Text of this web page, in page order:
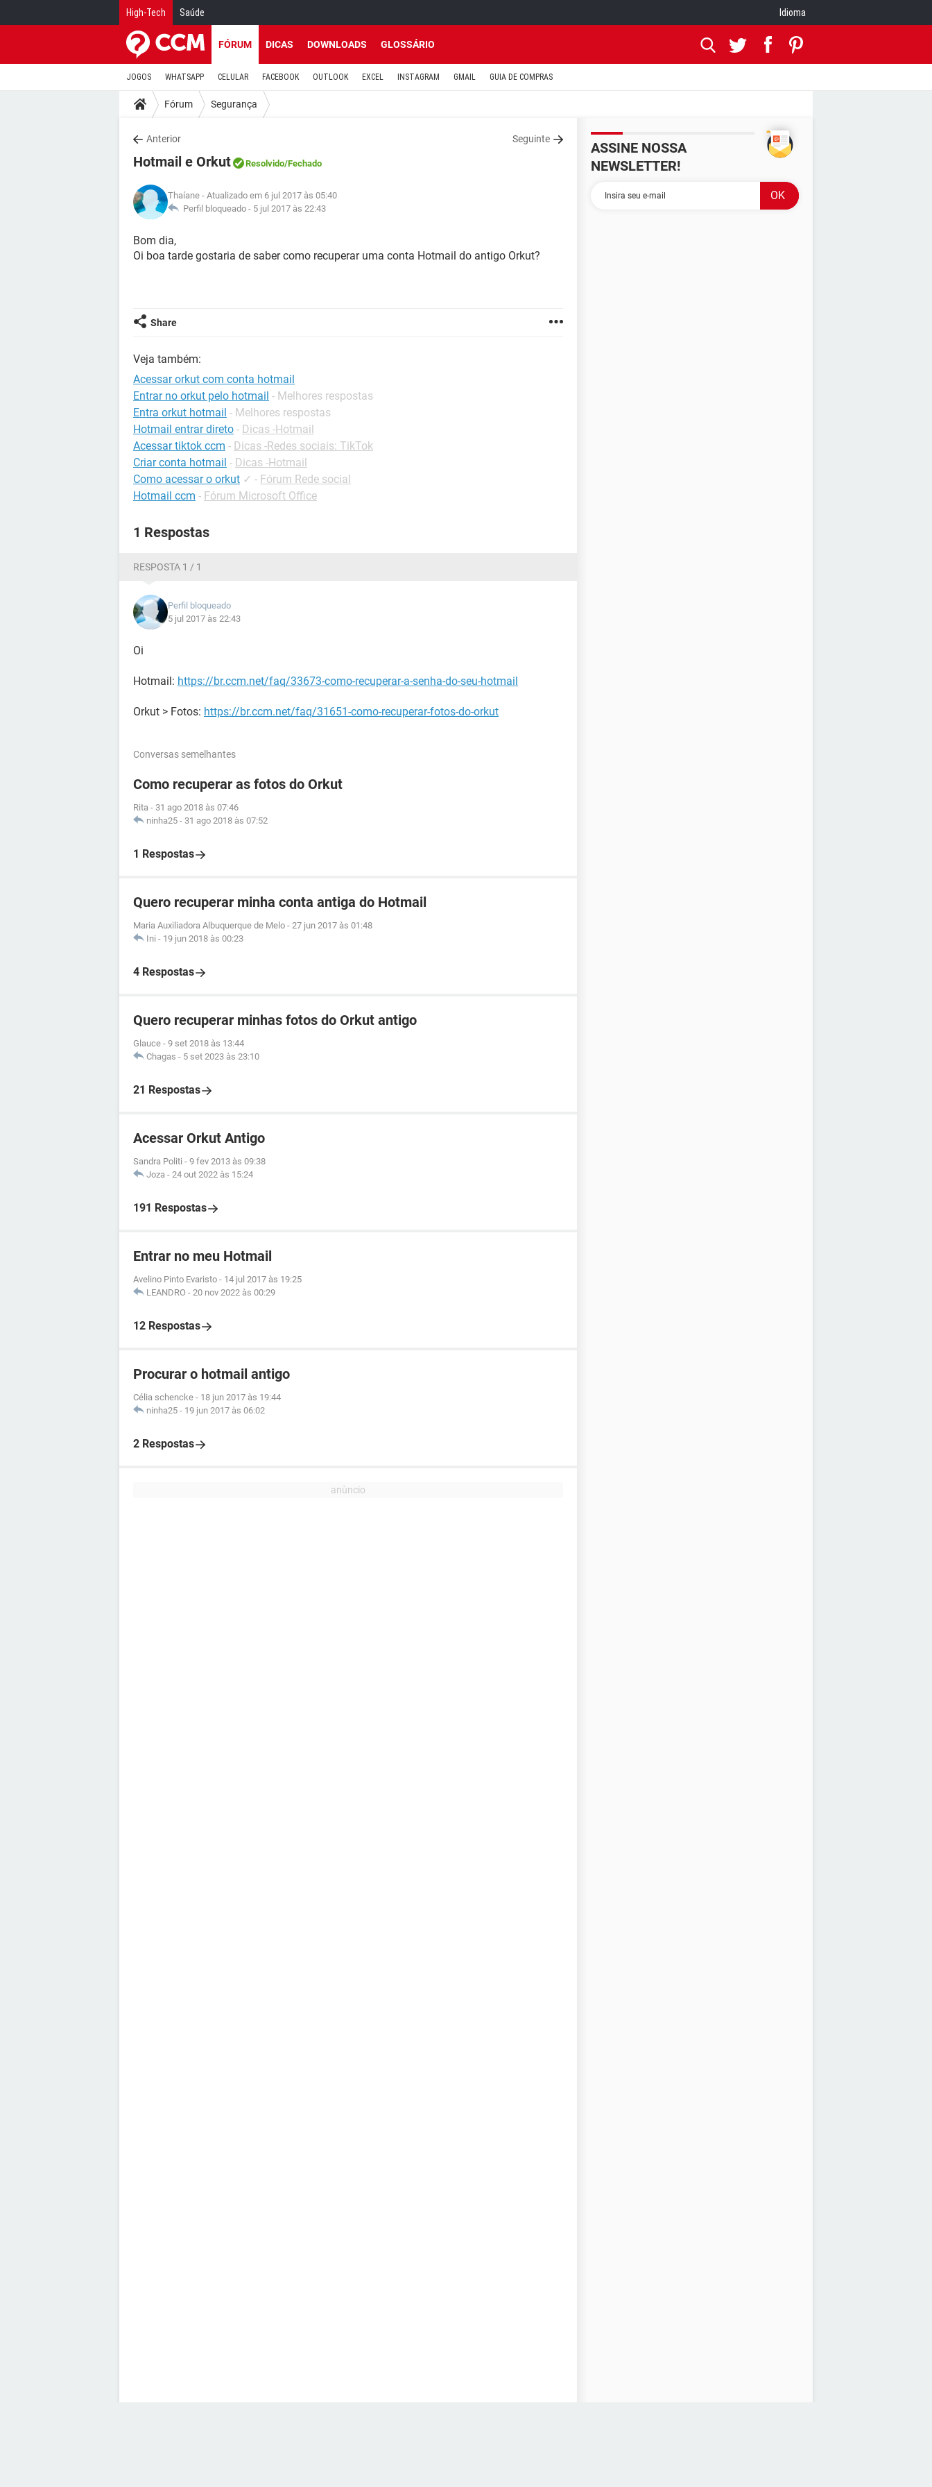
High-Tech Saúde Idioma
FÓRUM DICAS DOWNLOADS GLOSSÁRIO
JOGOS WHATSAPP CELULAR FACEBOOK OUTLOOK EXCEL INSTAGRAM GMAIL GUIA DE COMPRAS
Fórum Segurança
Anterior Seguinte
Hotmail e Orkut Resolvido/Fechado
Thaíane - Atualizado em 6 jul 2017 às 05:40
Perfil bloqueado - 5 jul 2017 às 22:43
Bom dia,
Oi boa tarde gostaria de saber como recuperar uma conta Hotmail do antigo Orkut?
Share
Veja também:
Acessar orkut com conta hotmail
Entrar no orkut pelo hotmail - Melhores respostas
Entra orkut hotmail - Melhores respostas
Hotmail entrar direto - Dicas -Hotmail
Acessar tiktok ccm - Dicas -Redes sociais: TikTok
Criar conta hotmail - Dicas -Hotmail
Como acessar o orkut ✓ - Fórum Rede social
Hotmail ccm - Fórum Microsoft Office
1 Respostas
RESPOSTA 1 / 1
Perfil bloqueado
5 jul 2017 às 22:43
Oi
Hotmail: https://br.ccm.net/faq/33673-como-recuperar-a-senha-do-seu-hotmail
Orkut > Fotos: https://br.ccm.net/faq/31651-como-recuperar-fotos-do-orkut
Conversas semelhantes
Como recuperar as fotos do Orkut
Rita - 31 ago 2018 às 07:46
ninha25 - 31 ago 2018 às 07:52
1 Respostas
Quero recuperar minha conta antiga do Hotmail
Maria Auxiliadora Albuquerque de Melo - 27 jun 2017 às 01:48
Ini - 19 jun 2018 às 00:23
4 Respostas
Quero recuperar minhas fotos do Orkut antigo
Glauce - 9 set 2018 às 13:44
Chagas - 5 set 2023 às 23:10
21 Respostas
Acessar Orkut Antigo
Sandra Politi - 9 fev 2013 às 09:38
Joza - 24 out 2022 às 15:24
191 Respostas
Entrar no meu Hotmail
Avelino Pinto Evaristo - 14 jul 2017 às 19:25
LEANDRO - 20 nov 2022 às 00:29
12 Respostas
Procurar o hotmail antigo
Célia schencke - 18 jun 2017 às 19:44
ninha25 - 19 jun 2017 às 06:02
2 Respostas
ASSINE NOSSA
NEWSLETTER!